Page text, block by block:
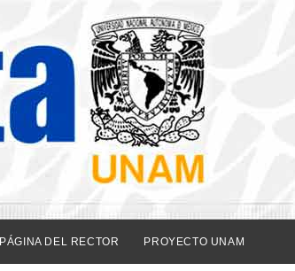
PÁGINA DEL RECTOR PROYECTO UNAM